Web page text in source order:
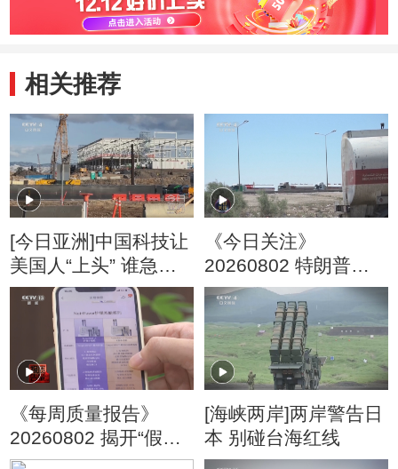
相关推荐
[今日亚洲]中国科技让
美国人“上头” 谁急
了？
《今日关注》
20260802 特朗普叫
停“最大规模”打击 伊
朗称摧毁美军F-35战
机
《每周质量报告》
20260802 揭开“假洋
牌”的真面目
[海峡两岸]两岸警告日
本 别碰台海红线